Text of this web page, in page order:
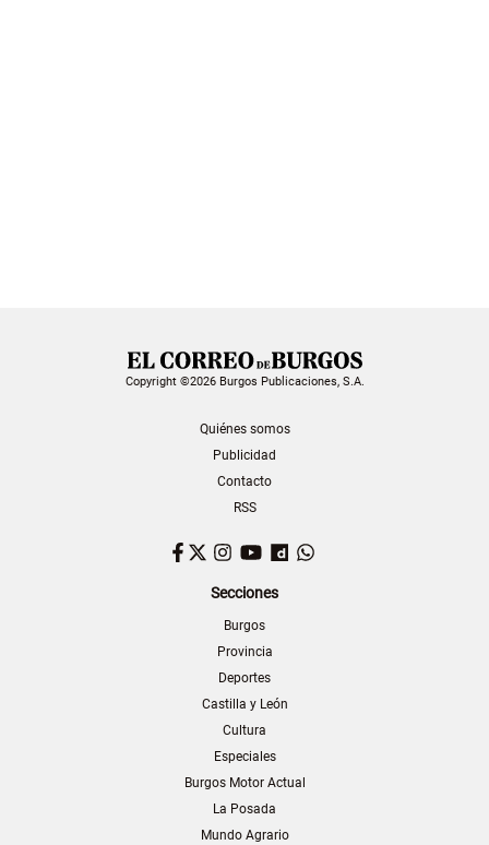
Copyright ©2026 Burgos Publicaciones, S.A.
Quiénes somos
Publicidad
Contacto
RSS
Facebook
TwitterInstagram
YouTubeDailymotion
Secciones
Burgos
Provincia
Deportes
Castilla y León
Cultura
Especiales
Burgos Motor Actual
La Posada
Mundo Agrario